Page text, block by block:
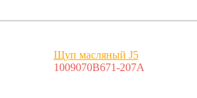
Щуп масляный J5
1009070B671-207A